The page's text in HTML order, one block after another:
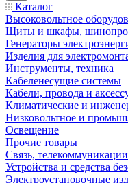
Каталог
Высоковольтное
Щиты и шкафы,
Генераторы
Изделия для
Инструменты, техника
Кабеленесущие системы
Кабели, провода и
Климатические и
Низковольтное и
Освещение
Прочие товары
Связь, телекоммуникации
Устройства и средства
Электроустановочные